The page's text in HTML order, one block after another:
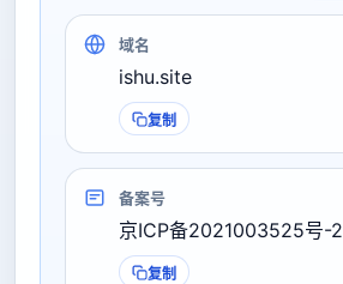
域名
ishu.site
复制
备案号
京ICP备2021003525号-2
复制